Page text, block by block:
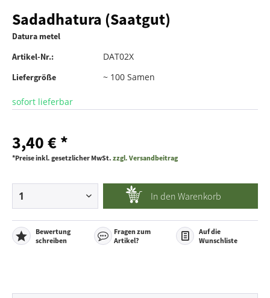
Sadadhatura (Saatgut)
Datura metel
Artikel-Nr.:
DAT02X
Liefergröße ~ 100 Samen
sofort lieferbar
3,40 € *
*Preise inkl. gesetzlicher MwSt. zzgl. Versandbeitrag
In den Warenkorb
Bewertung
schreiben
Fragen zum
Artikel?
Auf die
Wunschliste